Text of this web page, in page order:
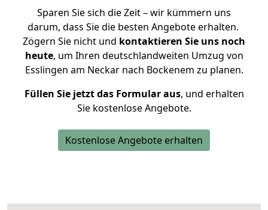
Sparen Sie sich die Zeit – wir kümmern uns
darum, dass Sie die besten Angebote erhalten.
Zögern Sie nicht und kontaktieren Sie uns noch
heute, um Ihren deutschlandweiten Umzug von
Esslingen am Neckar nach Bockenem zu planen.
Füllen Sie jetzt das Formular aus, und erhalten
Sie kostenlose Angebote.
Kostenlose Angebote erhalten